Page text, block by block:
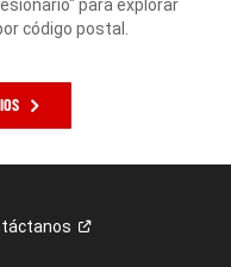
para explorar
código postal.